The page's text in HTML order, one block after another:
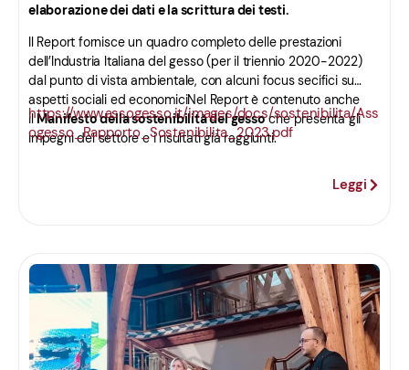
elaborazione dei dati e la scrittura dei testi.
Il Report fornisce un quadro completo delle prestazioni
dell’Industria Italiana del gesso (per il triennio 2020-2022)
dal punto di vista ambientale, con alcuni focus secifici su
aspetti sociali ed economiciNel Report è contenuto anche
ilManifesto della sostenibilità del gessoche presenta gli
impegni del settore e i risultati già raggiunti.
https://www.assogesso.it/images/docs/sostenibilita/Ass
ogesso_Rapporto_Sostenibilita_2023.pdf
Leggi